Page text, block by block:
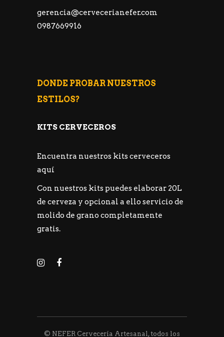
gerencia@cervecerianefer.com
0987669916
DONDE PROBAR NUESTROS
ESTILOS?
KITS CERVECEROS
Encuentra nuestros kits cerveceros
aquí
Con nuestros kits puedes elaborar 20L
de cerveza y opcional a ello servicio de
molido de grano completamente
gratis.
© NEFER Cervecería Artesanal, todos los